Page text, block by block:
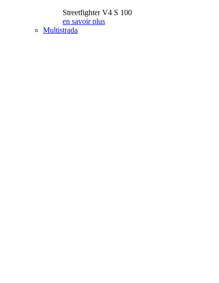
Streetfighter V4 S 100
en savoir plus
Multistrada